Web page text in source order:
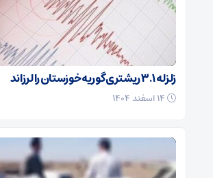
زلزله ۳.۱ ریشتری گوریه خوزستان را لرزاند